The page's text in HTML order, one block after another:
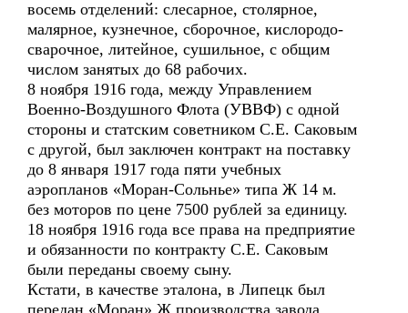
восемь отделений: слесарное, столярное,
малярное, кузнечное, сборочное, кислородо-
сварочное, литейное, сушильное, с общим
числом занятых до 68 рабочих.
8 ноября 1916 года, между Управлением
Военно-Воздушного Флота (УВВФ) с одной
стороны и статским советником С.Е. Саковым
с другой, был заключен контракт на поставку
до 8 января 1917 года пяти учебных
аэропланов «Моран-Сольнье» типа Ж 14 м.
без моторов по цене 7500 рублей за единицу.
18 ноября 1916 года все права на предприятие
и обязанности по контракту С.Е. Саковым
были переданы своему сыну.
Кстати, в качестве эталона, в Липецк был
передан «Моран» Ж производства завода